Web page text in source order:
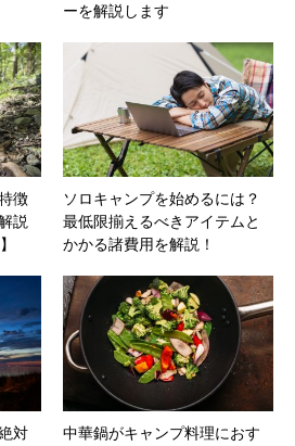
ーを解説します
徴
説
ソロキャンプを始めるには？
最低限揃えるべきアイテムと
かかる諸費用を解説！
対
中華鍋がキャンプ料理におす